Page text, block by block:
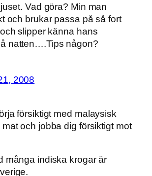
Vad göra? Min man
och brukar passa på så fort
slipper känna hans
natten….Tips någon?
2008
försiktigt med malaysisk
och jobba dig försiktigt mot
många indiska krogar är